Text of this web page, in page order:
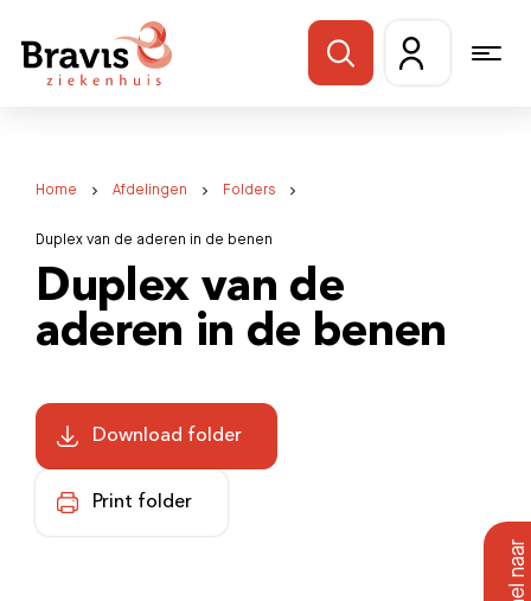
Home Afdelingen Folders
Duplex van de aderen in de benen
Duplex van de
aderen in de benen
Download folder
Print folder